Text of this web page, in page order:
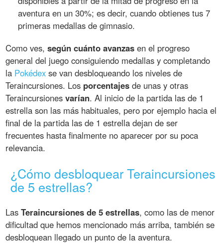
aventura en un 30%; es decir, cuando obtienes tus 7
primeras medallas de gimnasio.
Como ves,según cuánto avanzas en el progreso
general del juego consiguiendo medallas y completando
la Pokédex se van desbloqueando los niveles de
Teraincursiones. Los porcentajes de unas y otras
Teraincursionesvarían. Al inicio de la partida las de 1
estrella son las más habituales, pero por ejemplo hacia el
final de la partida las de 1 estrella dejan de ser
frecuentes hasta finalmente no aparecer por su poca
relevancia.
¿Cómo desbloquear Teraincursiones
de 5 estrellas?
LasTeraincursiones de 5 estrellas, como las de menor
dificultad que hemos mencionado más arriba, también se
desbloquean llegado un punto de la aventura.